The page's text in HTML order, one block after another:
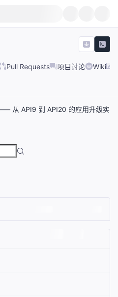
Pull Requests 项目讨论 Wiki
从 API9 到 API20 的应用升级实